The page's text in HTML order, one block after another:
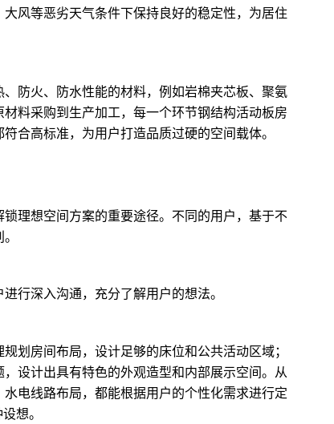
风等恶劣天气条件下保持良好的稳定性，为居住
防火、防水性能的材料，例如岩棉夹芯板、聚氨
料采购到生产加工，每一个环节钢结构活动板房
合高标准，为用户打造品质过硬的空间载体。
理想空间方案的重要途径。不同的用户，基于不
行深入沟通，充分了解用户的想法。
划房间布局，设计足够的床位和公共活动区域；
设计出具有特色的外观造型和内部展示空间。从
电线路布局，都能根据用户的个性化需求进行定
想。